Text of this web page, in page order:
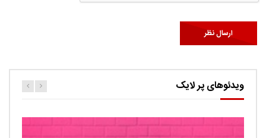
ویدئوهای پر لایک
کارتون اگنس این قسمت ربات ها